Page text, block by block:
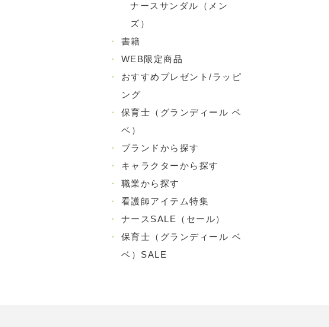
ナースサンダル（メン
ズ）
・
書籍
・
WEB限定商品
・
おすすめプレゼント/ラッピ
ング
・
保育士（グランディール ベ
ベ）
・
ブランドから探す
・
キャラクターから探す
・
職業から探す
・
看護師アイテム特集
・
ナースSALE（セール）
・
保育士（グランディール ベ
ベ）SALE